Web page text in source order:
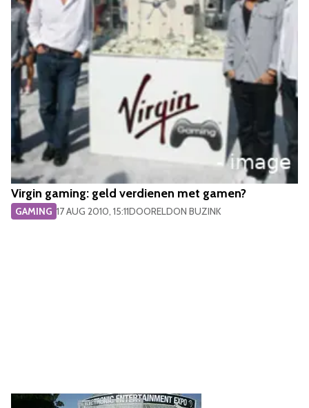
Virgin gaming: geld verdienen met gamen?
GAMING 17 AUG 2010, 15:11DOORELDON BUZINK